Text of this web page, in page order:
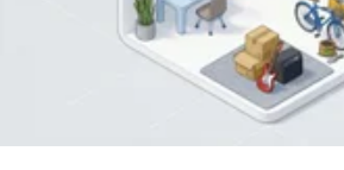
el servicio de SpotMe para encontrar
en Ramos Arizpe 4.8 de 5 en
mini bodegas en renta en